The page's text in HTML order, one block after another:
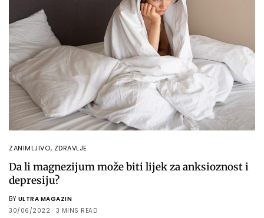
ZANIMLJIVO, ZDRAVLJE
Da li magnezijum može biti lijek za anksioznost i
depresiju?
BY ULTRA MAGAZIN
30/06/2022
3 MINS READ